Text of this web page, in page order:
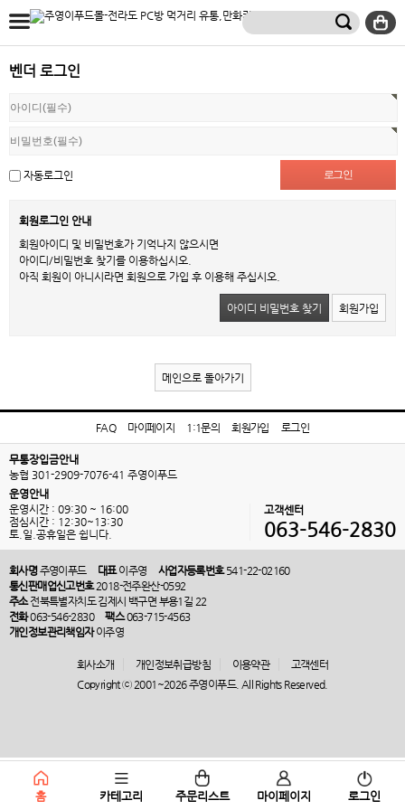
벤더 로그인
자동로그인
회원로그인 안내
회원아이디 및 비밀번호가 기억나지 않으시면
아이디/비밀번호 찾기를 이용하십시오.
아직 회원이 아니시라면 회원으로 가입 후 이용해 주십시오.
아이디 비밀번호 찾기 회원가입
메인으로 돌아가기
홈 카테고리 주문리스트 마이페이지 로그인
FAQ 마이페이지 1:1문의 회원가입 로그인
무통장입금안내
농협 301-2909-7076-41 주영이푸드
운영안내
운영시간 : 09:30 ~ 16:00
점심시간 : 12:30~13:30
토.일.공휴일은 쉽니다.
고객센터
063-546-2830
회사명주영이푸드 대표이주영 사업자등록번호541-22-02160
통신판매업신고번호2018-전주완산-0592
주소전북특별자치도 김제시 백구면 부용1길 22
전화063-546-2830 팩스063-715-4563
개인정보관리책임자이주영
회사소개 개인정보취급방침 이용약관
고객센터
Copyright ⓒ 2001~2026 주영이푸드. All Rights Reserved.